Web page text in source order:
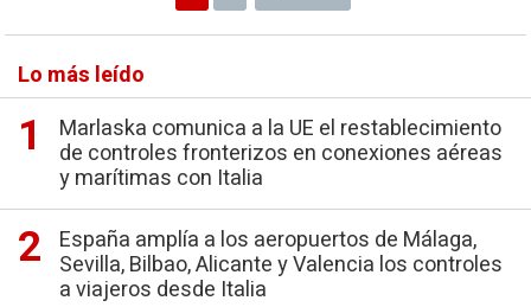
Lo más leído
Marlaska comunica a la UE el restablecimiento
de controles fronterizos en conexiones aéreas
y marítimas con Italia
España amplía a los aeropuertos de Málaga,
Sevilla, Bilbao, Alicante y Valencia los controles
a viajeros desde Italia